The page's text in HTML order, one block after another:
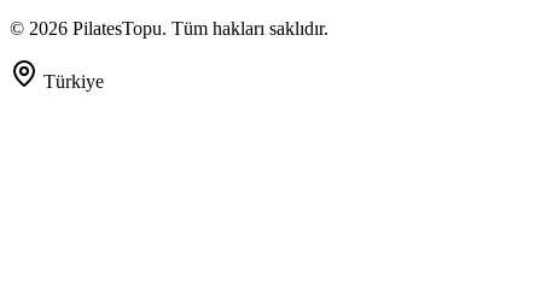
© 2026 PilatesTopu. Tüm hakları saklıdır.
Türkiye